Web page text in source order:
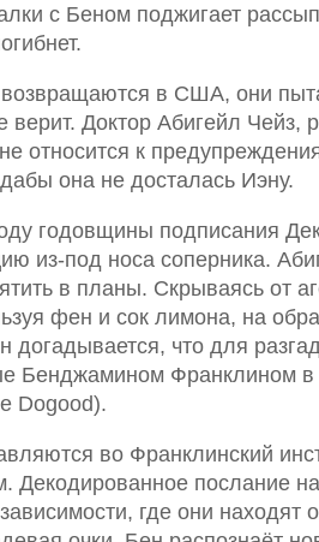
с Беном поджигает
в США, они
верит. Доктор Абигейл
относится к
она не досталась Иэну.
годовщины подписания
из-под носа соперника.
в планы. Скрываясь от
фен и сок лимона, на
что для
Бенджамином Франклином в
Dogood).
во Франклинский
Декодированное послание
где они находят